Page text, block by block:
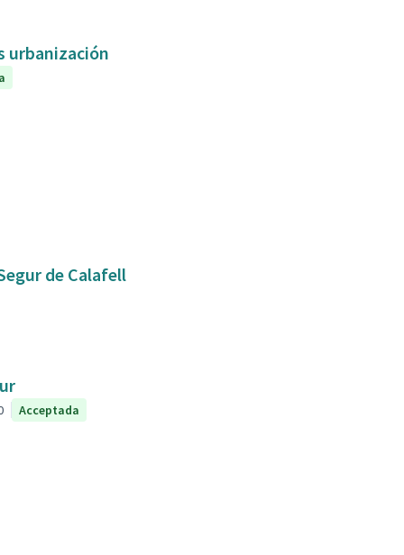
urbanización
de Calafell
Acceptada